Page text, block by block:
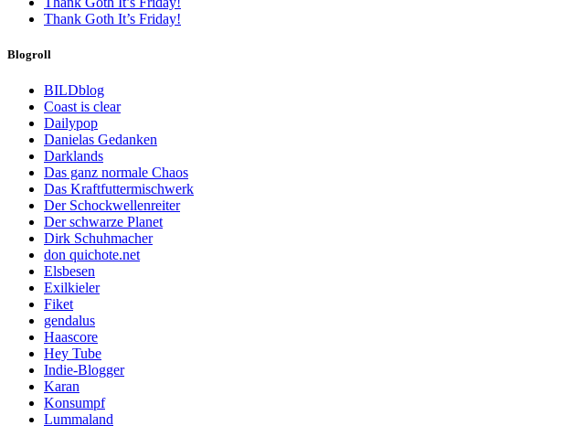
Thank Goth It’s Friday!
Blogroll
BILDblog
Coast is clear
Dailypop
Danielas Gedanken
Darklands
Das ganz normale Chaos
Das Kraftfuttermischwerk
Der Schockwellenreiter
Der schwarze Planet
Dirk Schuhmacher
don quichote.net
Elsbesen
Exilkieler
Fiket
gendalus
Haascore
Hey Tube
Indie-Blogger
Karan
Konsumpf
Lummaland